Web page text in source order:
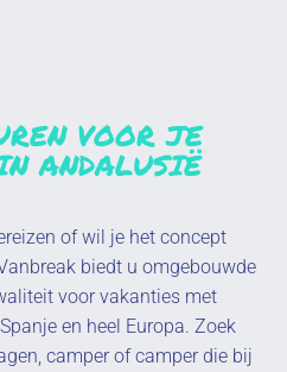
VOOR JE
ANDALUSIË
of wil je het concept
biedt u omgebouwde
voor vakanties met
en heel Europa. Zoek
camper of camper die bij